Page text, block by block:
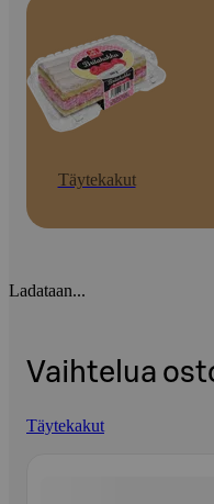
Täytekakut
Ladataan...
Vaihtelua
Täytekakut